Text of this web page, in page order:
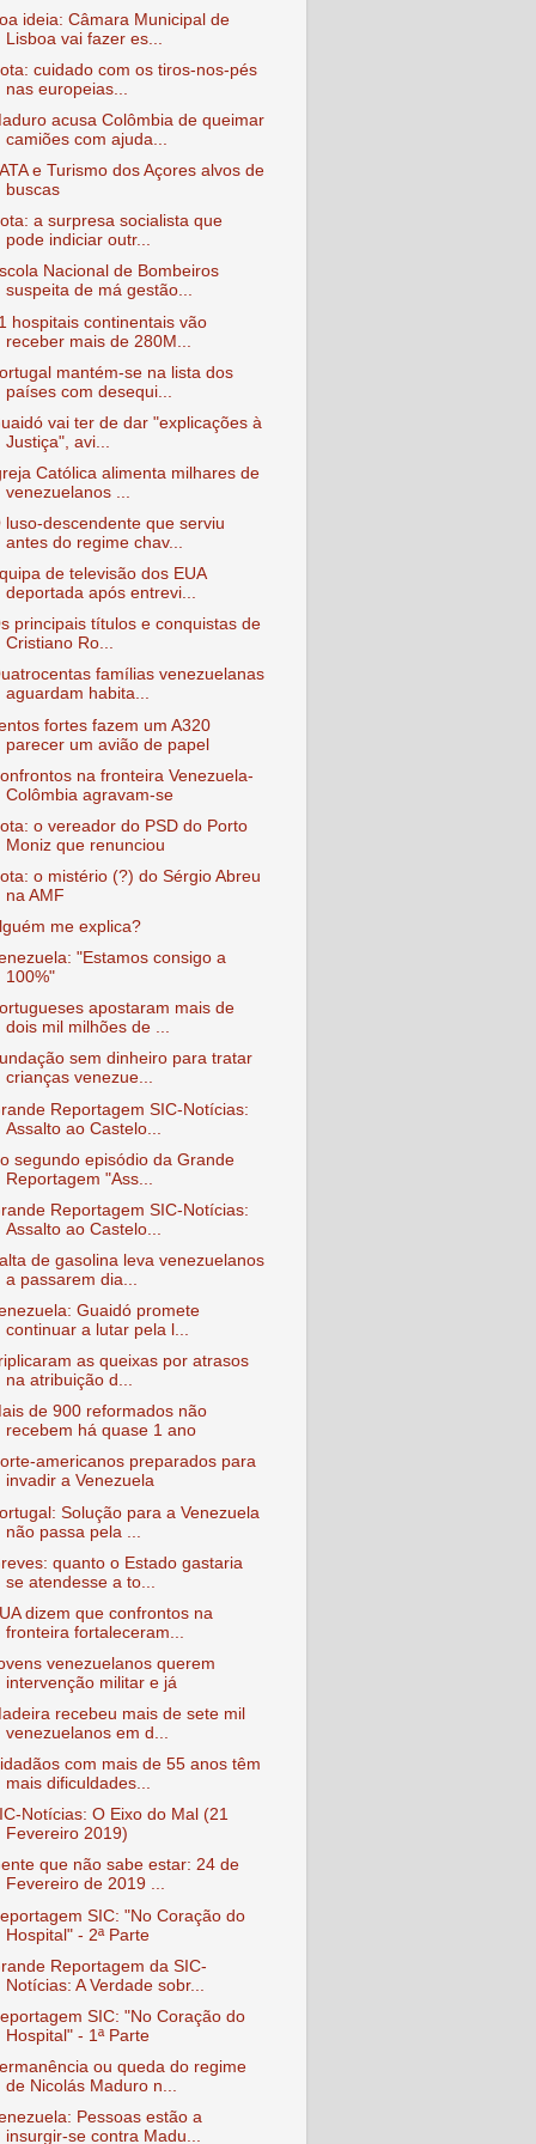
ideia: Câmara Municipal de
Lisboa vai fazer es...
cuidado com os tiros-nos-pés
nas europeias...
acusa Colômbia de queimar
camiões com ajuda...
e Turismo dos Açores alvos de
buscas
a surpresa socialista que
pode indiciar outr...
Nacional de Bombeiros
suspeita de má gestão...
hospitais continentais vão
receber mais de 280M...
mantém-se na lista dos
países com desequi...
vai ter de dar "explicações à
Justiça", avi...
Católica alimenta milhares de
venezuelanos ...
luso-descendente que serviu
antes do regime chav...
de televisão dos EUA
deportada após entrevi...
principais títulos e conquistas de
Cristiano Ro...
famílias venezuelanas
aguardam habita...
fortes fazem um A320
parecer um avião de papel
na fronteira Venezuela-
Colômbia agravam-se
o vereador do PSD do Porto
Moniz que renunciou
o mistério (?) do Sérgio Abreu
na AMF
me explica?
"Estamos consigo a
100%"
apostaram mais de
dois mil milhões de ...
sem dinheiro para tratar
crianças venezue...
Reportagem SIC-Notícias:
Assalto ao Castelo...
segundo episódio da Grande
Reportagem "Ass...
Reportagem SIC-Notícias:
Assalto ao Castelo...
de gasolina leva venezuelanos
a passarem dia...
Guaidó promete
continuar a lutar pela l...
as queixas por atrasos
na atribuição d...
de 900 reformados não
recebem há quase 1 ano
americanos preparados para
invadir a Venezuela
Solução para a Venezuela
não passa pela ...
quanto o Estado gastaria
se atendesse a to...
dizem que confrontos na
fronteira fortaleceram...
venezuelanos querem
intervenção militar e já
recebeu mais de sete mil
venezuelanos em d...
com mais de 55 anos têm
mais dificuldades...
Notícias: O Eixo do Mal (21
Fevereiro 2019)
que não sabe estar: 24 de
Fevereiro de 2019 ...
SIC: "No Coração do
Hospital" - 2ª Parte
Reportagem da SIC-
Notícias: A Verdade sobr...
SIC: "No Coração do
Hospital" - 1ª Parte
ou queda do regime
de Nicolás Maduro n...
Pessoas estão a
insurgir-se contra Madu...